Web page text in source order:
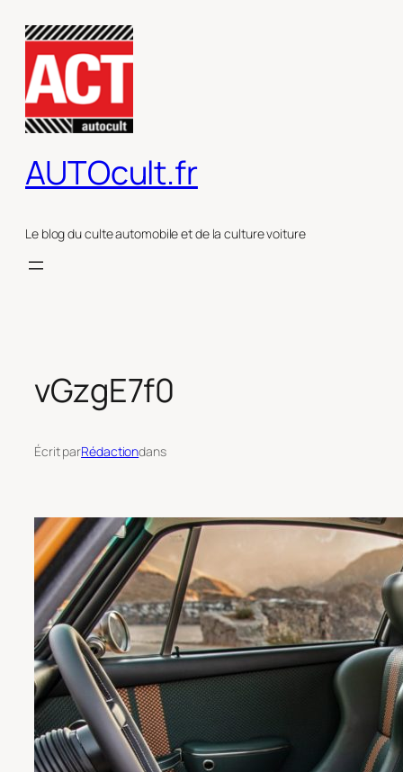
contenu
AUTOcult.fr
Le blog du culte automobile et de la culture voiture
vGzgE7f0
Écrit parRédactiondans